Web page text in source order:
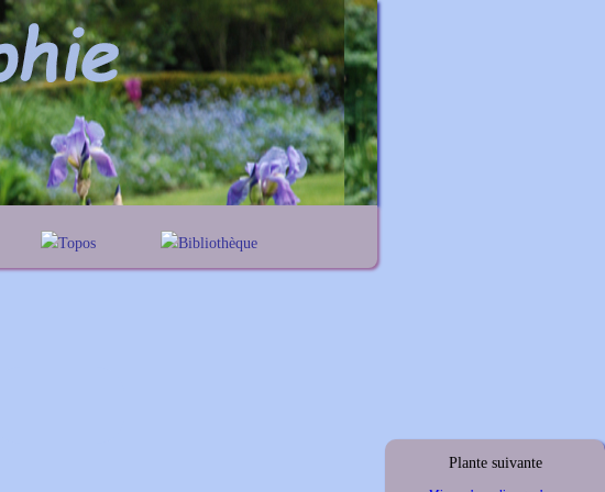
Topos
Les chênes
Bibliothèque
Lexique noms propres
Plante suivante